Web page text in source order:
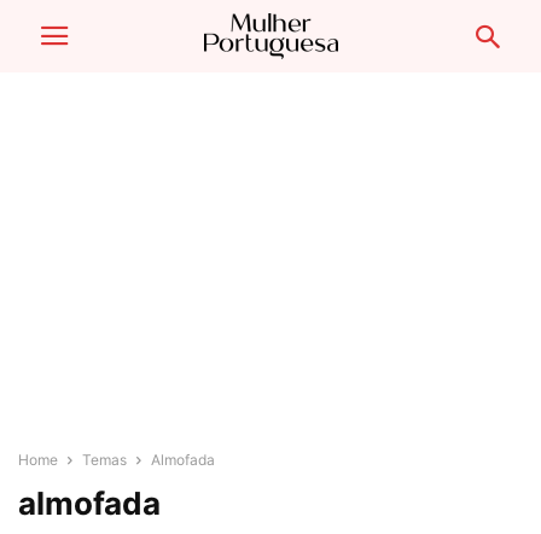
Home Temas Almofada
almofada